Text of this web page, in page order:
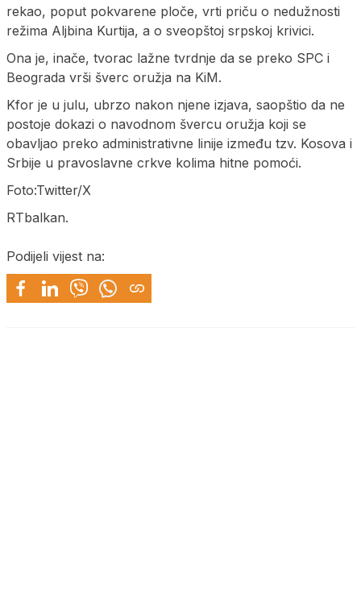
rekao, poput pokvarene ploče, vrti priču o nedužnosti
režima Aljbina Kurtija, a o sveopštoj srpskoj krivici.
Ona je, inače, tvorac lažne tvrdnje da se preko SPC i
Beograda vrši šverc oružja na KiM.
Kfor je u julu, ubrzo nakon njene izjava, saopštio da ne
postoje dokazi o navodnom švercu oružja koji se
obavljao preko administrativne linije između tzv. Kosova i
Srbije u pravoslavne crkve kolima hitne pomoći.
Foto:Twitter/X
RTbalkan.
Podijeli vijest na: